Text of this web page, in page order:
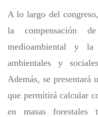
A lo largo del
la compensación
medioambiental y la
ambientales y
Además, se presentará
que permitirá calcular
en masas forestales